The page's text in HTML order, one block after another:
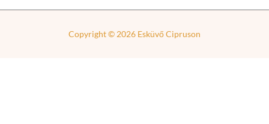
Copyright © 2026 Esküvő Cipruson